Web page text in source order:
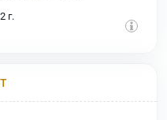
г.